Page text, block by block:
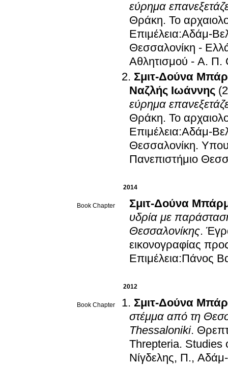
εύρημα
Θράκη. Το
Επιμέλεια:Αδάμ-
Θεσσαλονίκη -
Αθλητισμού - Α. Π.
Σμιτ-Δούνα
Ναζλής Ιωάννης
εύρημα
Θράκη. Το
Επιμέλεια:Αδάμ-
Θεσσαλονίκη.
Πανεπιστήμιο
2014
Book Chapter
Σμιτ-Δούνα
υδρία με
Θεσσαλονίκης.
εικονογραφίας
Επιμέλεια:Πάνος
2012
Book Chapter
Σμιτ-Δούνα
στέμμα από τη
Thessaloniki.
Threpteria. Studies
Νίγδελης, Π.,